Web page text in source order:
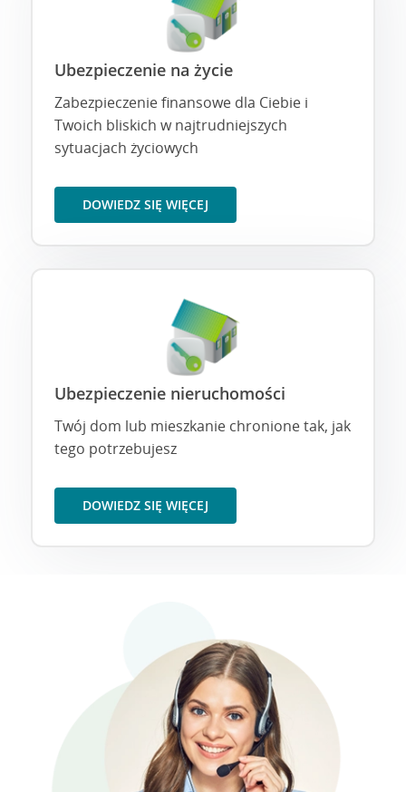
Ubezpieczenie na życie
Zabezpieczenie finansowe dla Ciebie i
Twoich bliskich w najtrudniejszych
sytuacjach życiowych
DOWIEDZ SIĘ WIĘCEJ
Ubezpieczenie nieruchomości
Twój dom lub mieszkanie chronione tak, jak
tego potrzebujesz
DOWIEDZ SIĘ WIĘCEJ